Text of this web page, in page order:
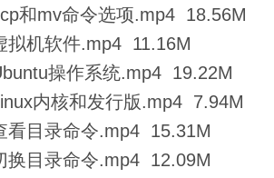
和mv命令选项.mp4 18.56M
机软件.mp4 11.16M
操作系统.mp4 19.22M
内核和发行版.mp4 7.94M
目录命令.mp4 15.31M
目录命令.mp4 12.09M